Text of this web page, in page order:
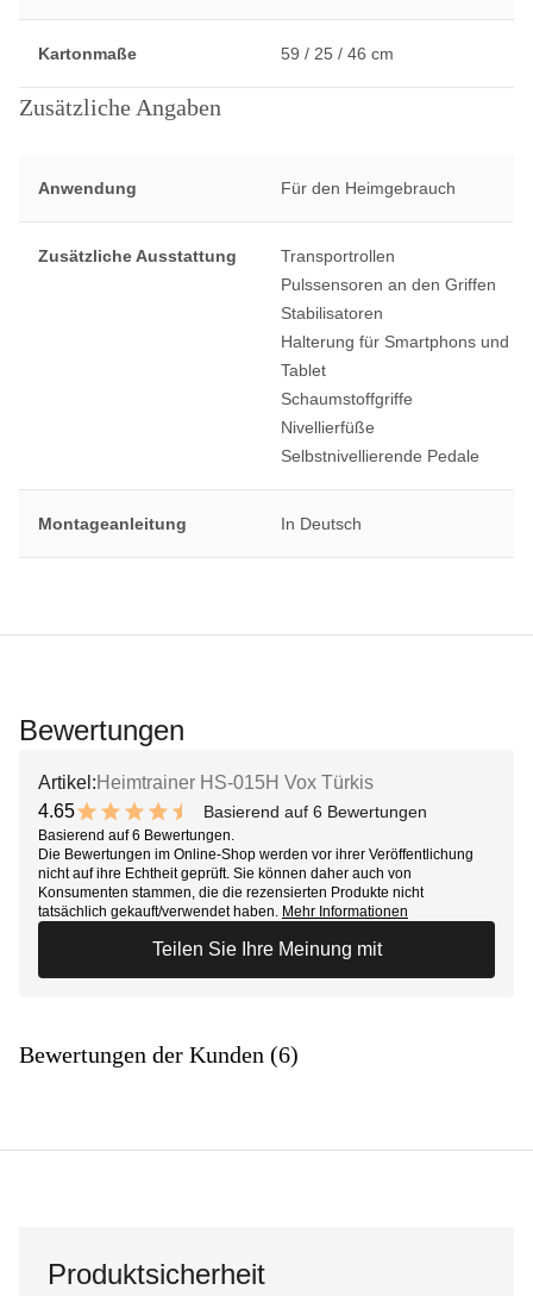
Kartonmaße 59 / 25 / 46 cm
Zusätzliche Angaben
Anwendung Für den Heimgebrauch
Zusätzliche Ausstattung
Transportrollen
Pulssensoren an den Griffen
Stabilisatoren
Halterung für Smartphons und
Tablet
Schaumstoffgriffe
Nivellierfüße
Selbstnivellierende Pedale
Montageanleitung In Deutsch
Bewertungen
Artikel: Heimtrainer HS-015H Vox Türkis
4.65
9.3 out of 10 stars
Basierend auf 6 Bewertungen
Basierend auf 6 Bewertungen.
Die Bewertungen im Online-Shop werden vor ihrer Veröffentlichung
nicht auf ihre Echtheit geprüft. Sie können daher auch von
Konsumenten stammen, die die rezensierten Produkte nicht
tatsächlich gekauft/verwendet haben. Mehr Informationen
Teilen Sie Ihre Meinung mit
Bewertungen der Kunden (6)
Produktsicherheit